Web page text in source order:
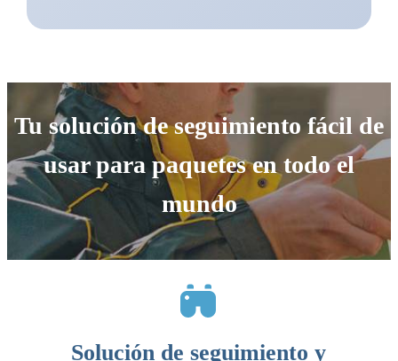
Tu solución de seguimiento fácil de
usar para paquetes en todo el
mundo
Solución de seguimiento y